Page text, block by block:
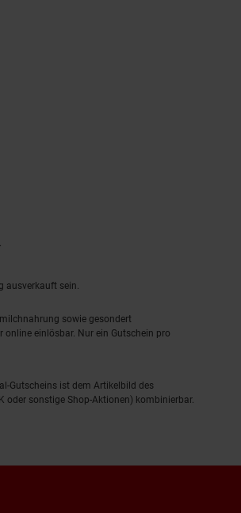
ausverkauft sein.
sowie gesondert
einlösbar. Nur ein Gutschein pro
Gutscheins ist dem Artikelbild des
oder sonstige Shop-Aktionen) kombinierbar.